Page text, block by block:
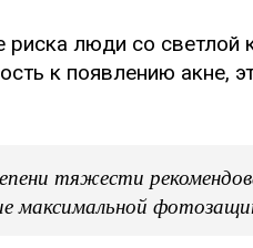
риска люди со
к появлению акне,
тяжести
максимальной